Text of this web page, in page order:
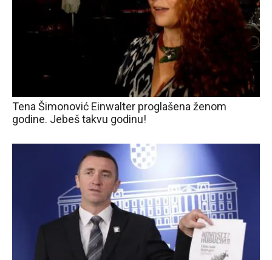
Tena Šimonović Einwalter proglašena ženom
godine. Jebeš takvu godinu!